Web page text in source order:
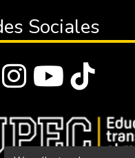
Sociales